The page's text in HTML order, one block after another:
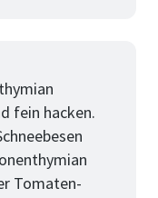
fein hacken.
Tomaten-